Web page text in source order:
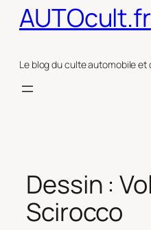
AUTOcult.fr
Le blog du culte automobile
Dessin :
Scirocco